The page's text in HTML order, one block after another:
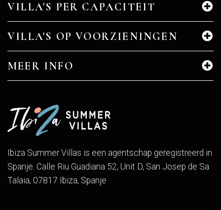
Ibiza Summer Villas is een agentschap geregistreerd in
Spanje. Calle Riu Guadiana 52, Unit D, San Josep de Sa
Talaia, 07817 Ibiza, Spanje
VILLA'S PER CAPACITEIT
VILLA'S OP VOORZIENINGEN
MEER INFO